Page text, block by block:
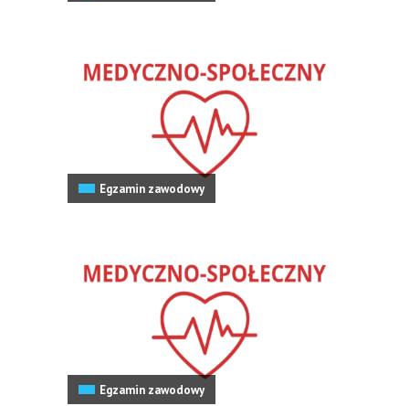
Egzamin zawodowy
Egzamin zawodowy